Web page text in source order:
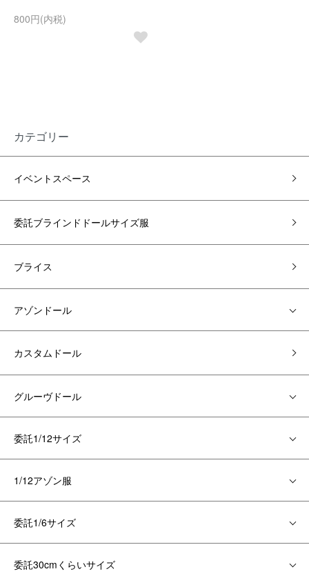
800円(内税)
カテゴリー
イベントスペース
委託ブラインドドールサイズ服
ブライス
アゾンドール
カスタムドール
グルーヴドール
委託1/12サイズ
1/12アゾン服
委託1/6サイズ
委託30cmくらいサイズ